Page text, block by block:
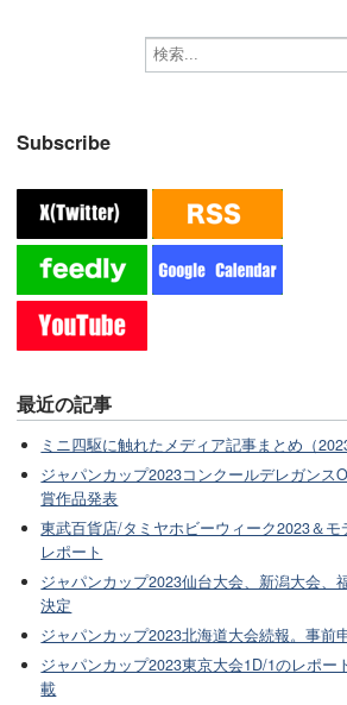
Subscribe
最近の記事
ミニ四駆に触れたメディア記事まとめ（
ジャパンカップ2023コンクールデレガンス
賞作品発表
東武百貨店/タミヤホビーウィーク2023＆モ
レポート
ジャパンカップ2023仙台大会、新潟大会、
決定
ジャパンカップ2023北海道大会続報。事前
ジャパンカップ2023東京大会1D/1のレポー
載